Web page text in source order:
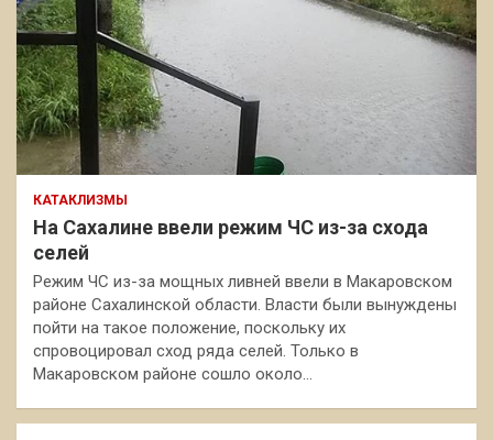
КАТАКЛИЗМЫ
На Сахалине ввели режим ЧС из-за схода
селей
Режим ЧС из-за мощных ливней ввели в Макаровском
районе Сахалинской области. Власти были вынуждены
пойти на такое положение, поскольку их
спровоцировал сход ряда селей. Только в
Макаровском районе сошло около…